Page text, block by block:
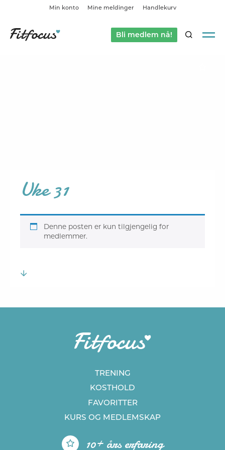
Min konto Mine meldinger Handlekurv
Bli medlem nå!SØK
Uke 31
Denne posten er kun tilgjengelig for
medlemmer.
TRENING
KOSTHOLD
FAVORITTER
KURS OG MEDLEMSKAP
10+ års erfaring